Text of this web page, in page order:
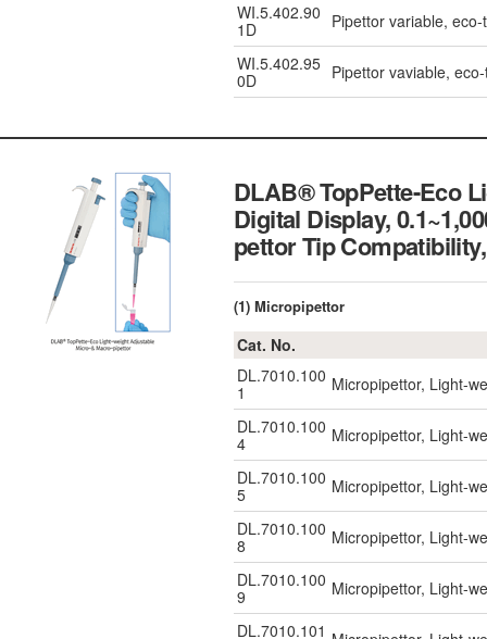
WI.5.402.90
1D
Pipettor variable,
WI.5.402.95
0D
Pipettor vaviable,
DLAB® TopPette-Eco
Digital Display,
pettor Tip
(1) Micropipettor
Cat. No.
DL.7010.100
1
Micropipettor, Light-
DL.7010.100
4
Micropipettor, Light-
DL.7010.100
5
Micropipettor, Light-
DL.7010.100
8
Micropipettor, Light-
DL.7010.100
9
Micropipettor, Light-
DL.7010.101